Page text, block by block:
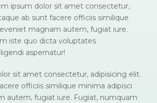
ipsum dolor sit amet consectetur,
ab sunt facere officiis similique
magnam autem, fugiat iure.
iste quo dicta voluptates
aspernatur!
sit amet consectetur, adipisicing elit.
officiis similique minima adipisci
autem, fugiat iure. Fugiat, numquam